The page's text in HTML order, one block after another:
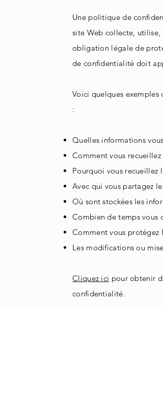
Une politique de
site Web collecte, utilise,
obligation légale de
de confidentialité doit
Voici quelques
:
Quelles informations vous
Comment vous recueillez
Pourquoi vous recueillez
Avec qui vous partagez
Où sont stockées les
Combien de temps vous
Comment vous protégez
Les modifications ou
Cliquez ici pour obtenir
confidentialité.